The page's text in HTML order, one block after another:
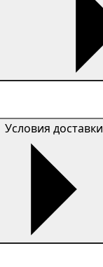
Условия доставки